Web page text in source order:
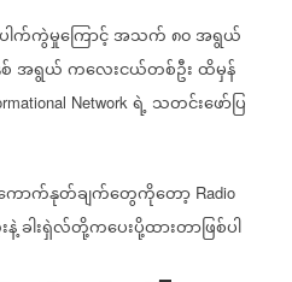
ါက်ကွဲမှုကြောင့်အသက်၈၀အရွယ်
အရွယ်ကလေးငယ်တစ်ဦးထိမှန်
Network ရဲ့သတင်းဖော်ပြ
ောက်နုတ်ချက်တွေကိုတော့ Radio
ခါးရှဲလ်တို့ကပေးပို့ထားတာဖြစ်ပါ